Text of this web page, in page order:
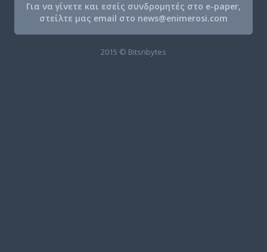
Για να γίνετε και εσείς συνδρομητές στο e-paper,
στείλτε μας email στο news@enimerosi.com
2015 © Bitsnbytes